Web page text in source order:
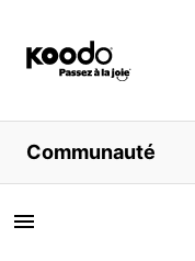
Magasiner
Libre service
Aide
Communauté